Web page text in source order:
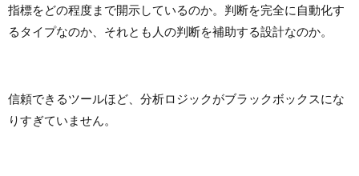
指標をどの程度まで開示しているのか。判断を完全に自動化す
るタイプなのか、それとも人の判断を補助する設計なのか。
信頼できるツールほど、分析ロジックがブラックボックスにな
りすぎていません。